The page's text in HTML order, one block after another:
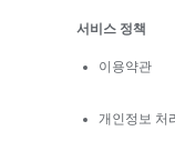
서비스 정책
이용약관
개인정보 처